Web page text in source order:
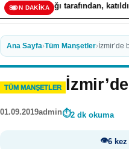
SON DAKİKA
katıldığı bir programdaki
Ana Sayfa›Tüm Manşetler› İzmir’de
TÜM MANŞETLER
01.09.2019admin 2 dk okuma
6